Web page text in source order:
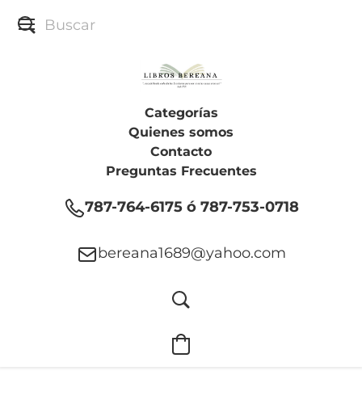
Categorías
Quienes somos
Contacto
Preguntas Frecuentes
787-764-6175 ó 787-753-0718
bereana1689@yahoo.com